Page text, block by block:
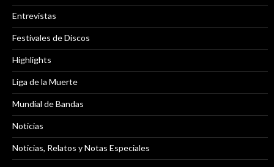
Entrevistas
Festivales de Discos
Highlights
Liga de la Muerte
Mundial de Bandas
Noticias
Noticias, Relatos y Notas Especiales